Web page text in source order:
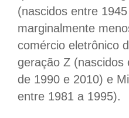
(nascidos entre
marginalmente
comércio eletrônico
geração Z
de 1990 e 2010) e
entre 1981 a 1995).